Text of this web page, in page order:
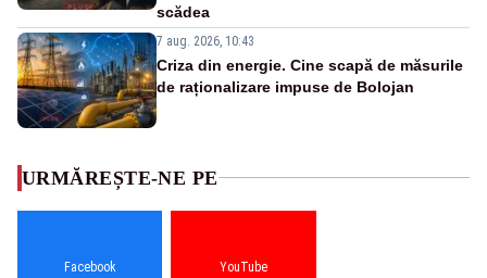
scădea
7 aug. 2026, 10:43
Criza din energie. Cine scapă de măsurile
de raționalizare impuse de Bolojan
URMĂREȘTE-NE PE
Facebook YouTube